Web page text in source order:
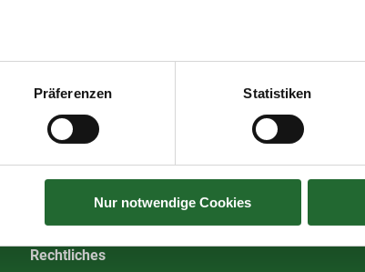
Präferenzen Statistiken
Nur notwendige Cookies
Rechtliches